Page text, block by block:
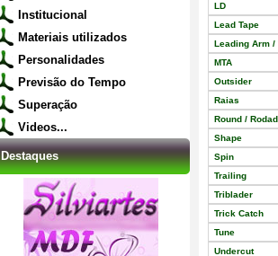
Institucional
Materiais utilizados
Personalidades
Previsão do Tempo
Superação
Videos...
Destaques
LD
Lead Tape
Leading Arm /
MTA
Outsider
Raias
Round /
Shape
Spin
Trailing
Triblader
Trick Catch
Tune
Undercut